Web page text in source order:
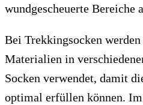
wundgescheuerte Bereiche
Bei Trekkingsocken werden
Materialien in
Socken verwendet, damit
optimal erfüllen können.